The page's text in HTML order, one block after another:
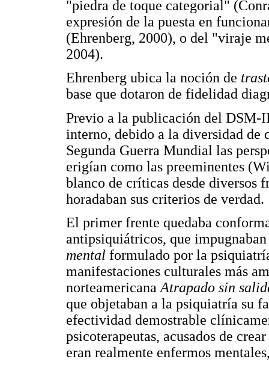
"piedra de toque categorial"
expresión de la puesta en
(Ehrenberg, 2000), o del "viraje
2004).
Ehrenberg ubica la noción de
base que dotaron de fidelidad
Previo a la publicación del DSM-
interno, debido a la diversidad de
Segunda Guerra Mundial las
erigían como las preeminentes
blanco de críticas desde diversos
horadaban sus criterios de verdad.
El primer frente quedaba
antipsiquiátricos, que
mental formulado por la
manifestaciones culturales más
norteamericanaAtrapado sin
que objetaban a la psiquiatría su
efectividad demostrable
psicoterapeutas, acusados de
eran realmente enfermos